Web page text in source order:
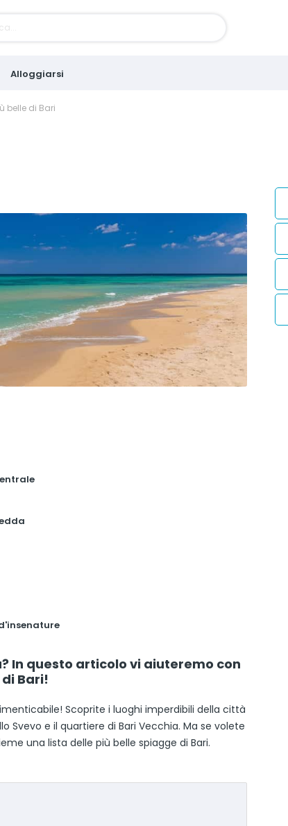
Alloggiarsi
belle di Bari
In questo articolo vi aiuteremo con
Bari!
Scoprite i luoghi imperdibili della città
Svevo e il quartiere di Bari Vecchia. Ma se volete
una lista delle più belle spiagge di Bari.